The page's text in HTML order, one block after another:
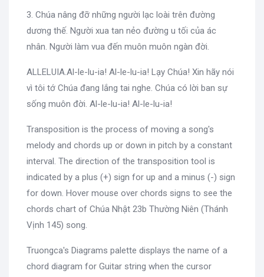
3. Chúa nâng đỡ những người lạc loài trên đường
dương thế. Người xua tan nẻo đường u tối của ác
nhân. Người làm vua đến muôn muôn ngàn đời.
ALLELUIA.Al-le-lu-ia! Al-le-lu-ia! Lạy Chúa! Xin hãy nói
vì tôi tớ Chúa đang lắng tai nghe. Chúa có lời ban sự
sống muôn đời. Al-le-lu-ia! Al-le-lu-ia!
Transposition is the process of moving a song's
melody and chords up or down in pitch by a constant
interval. The direction of the transposition tool is
indicated by a plus (+) sign for up and a minus (-) sign
for down. Hover mouse over chords signs to see the
chords chart of Chúa Nhật 23b Thường Niên (Thánh
Vịnh 145) song.
Truongca's Diagrams palette displays the name of a
chord diagram for Guitar string when the cursor